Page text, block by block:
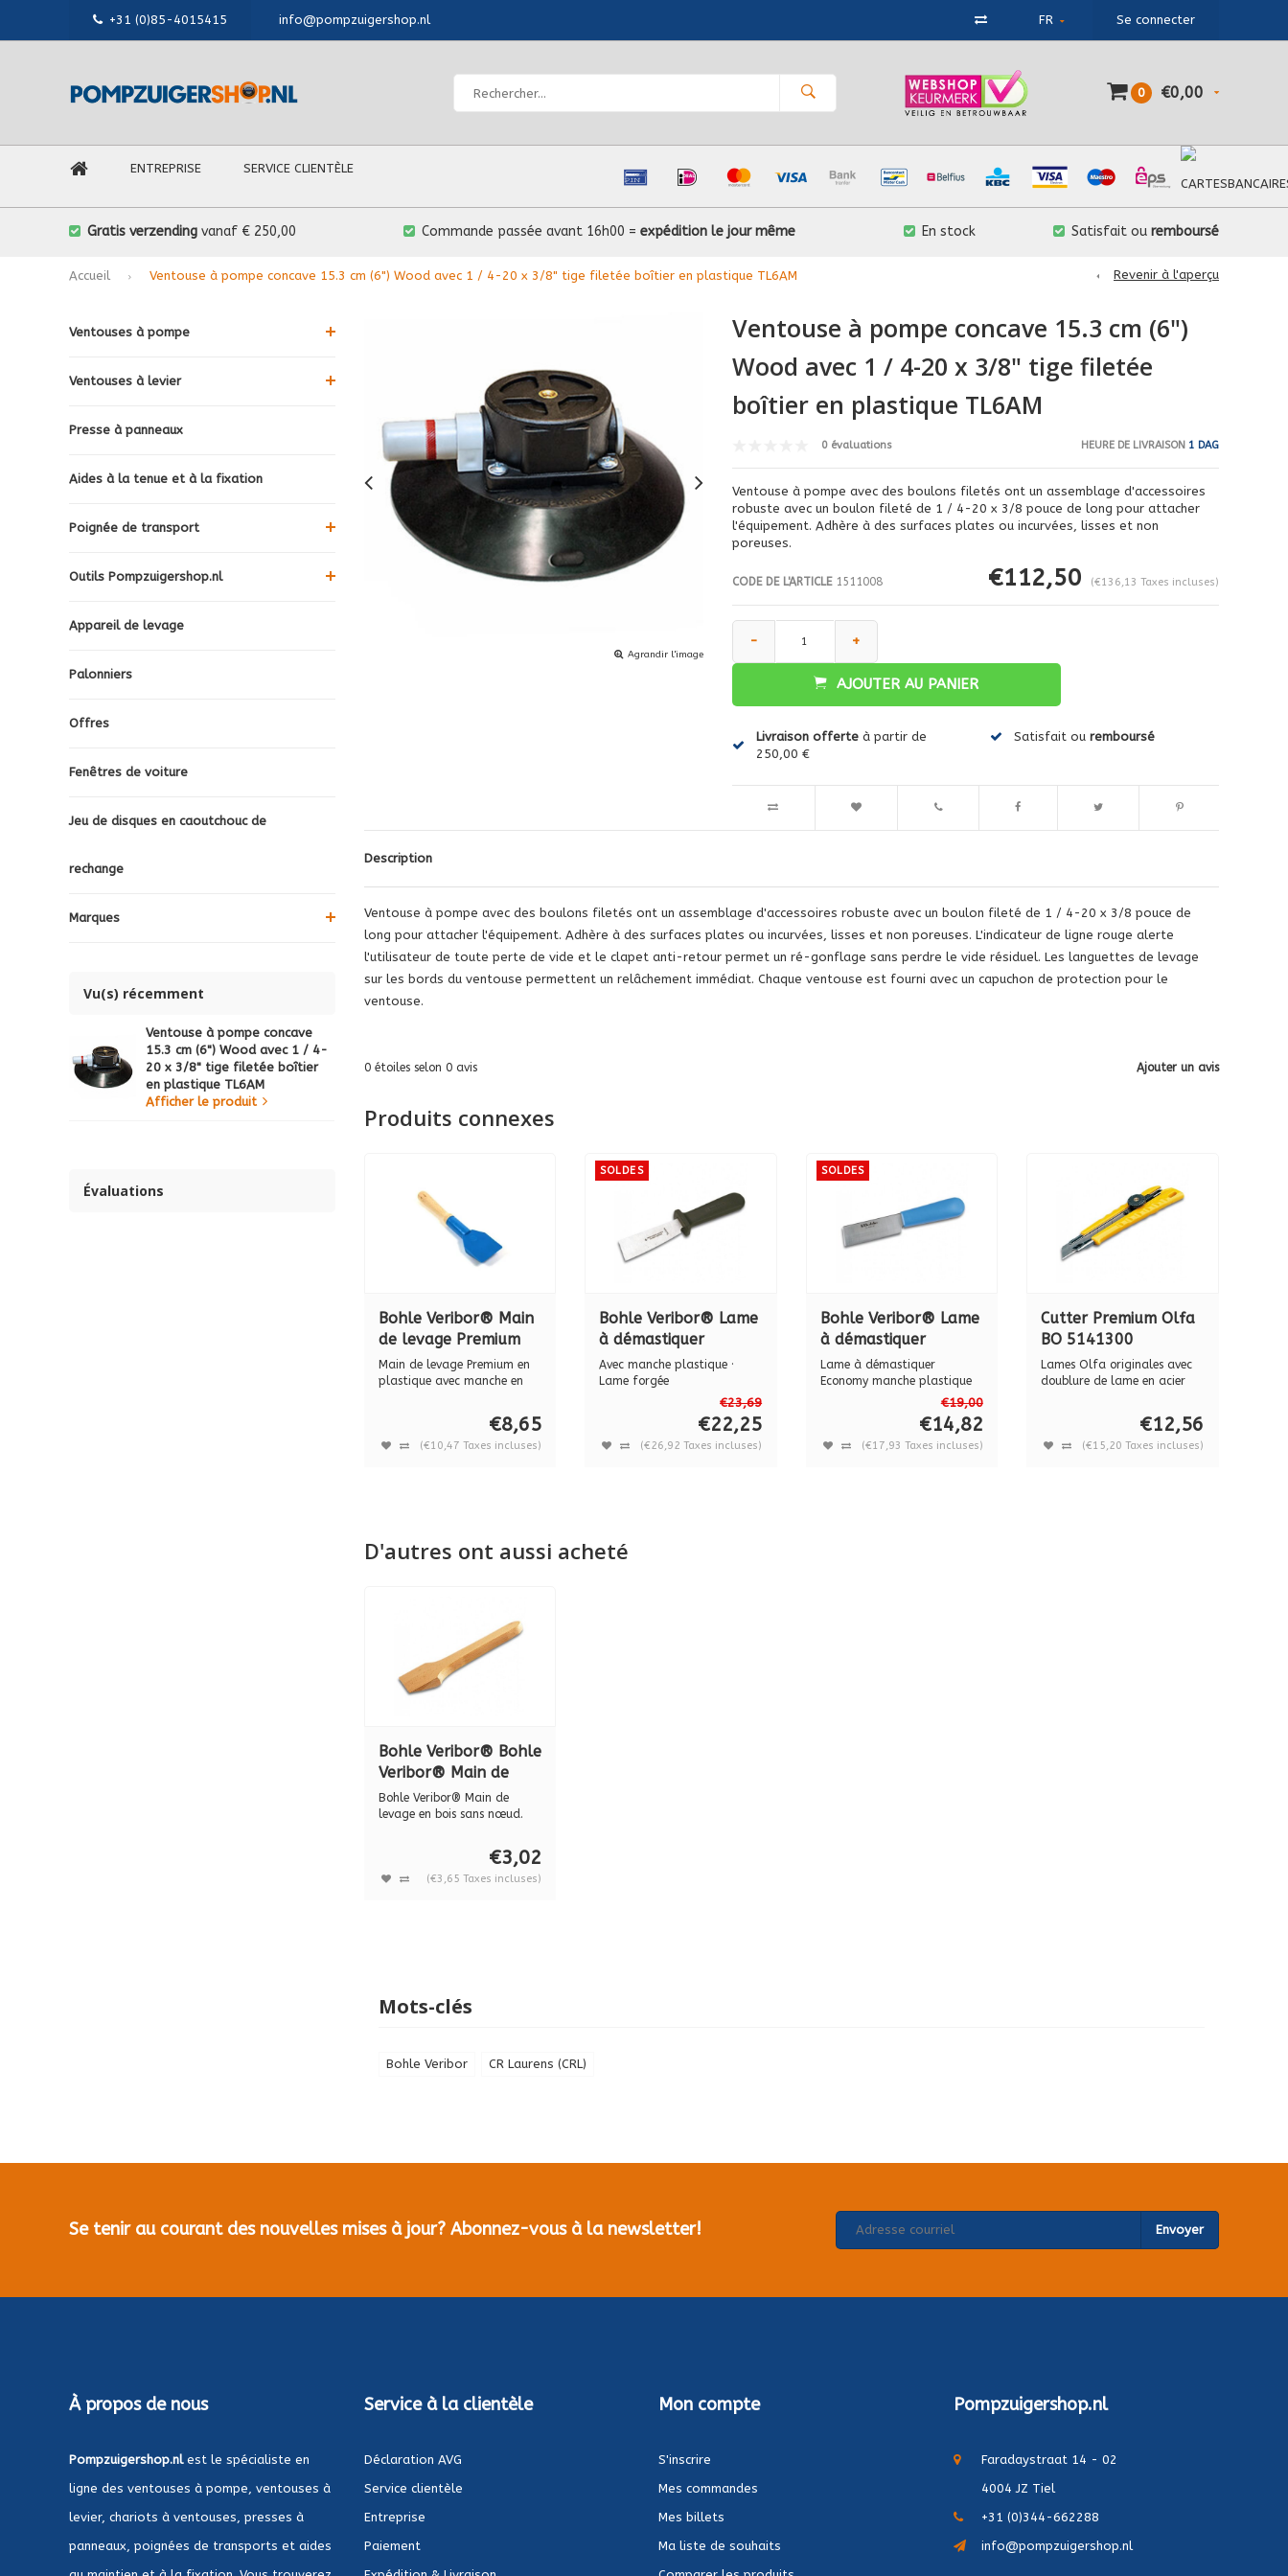
+31 (0)85-4015415 info@pompzuigershop.nl FR Se connecter
0 €0,00
ENTREPRISE SERVICE CLIENTÈLE
Gratis verzending vanaf € 250,00 Commande passée avant 16h00 =expédition le jour même En stock Satisfait ou remboursé
Accueil Ventouse à pompe concave 15.3 cm (6") Wood avec 1 / 4-20 x 3/8" tige filetée boîtier en plastique TL6AM Revenir à l'aperçu
Ventouses à pompe
Ventouses à levier
Presse à panneaux
Aides à la tenue et à la fixation
Poignée de transport
Outils Pompzuigershop.nl
Appareil de levage
Palonniers
Offres
Fenêtres de voiture
Jeu de disques en caoutchouc de
rechange
Marques
Vu(s) récemment
Ventouse à pompe concave
15.3 cm (6") Wood avec 1 / 4-
20 x 3/8" tige filetée boîtier
en plastique TL6AM
Afficher le produit
Évaluations
Agrandir l'image
Ventouse à pompe concave 15.3 cm (6")
Wood avec 1 / 4-20 x 3/8" tige filetée
boîtier en plastique TL6AM
0 évaluations HEURE DE LIVRAISON1 DAG
Ventouse à pompe avec des boulons filetés ont un assemblage d'accessoires
robuste avec un boulon fileté de 1 / 4-20 x 3/8 pouce de long pour attacher
l'équipement. Adhère à des surfaces plates ou incurvées, lisses et non
poreuses.
CODE DE L'ARTICLE1511008 €112,50 (€136,13 Taxes incluses)
- +
AJOUTER AU PANIER
Livraison offerteà partir de
250,00 €
Satisfait ou remboursé
Description
Ventouse à pompe avec des boulons filetés ont un assemblage d'accessoires robuste avec un boulon fileté de 1 / 4-20 x 3/8 pouce de
long pour attacher l'équipement. Adhère à des surfaces plates ou incurvées, lisses et non poreuses. L'indicateur de ligne rouge alerte
l'utilisateur de toute perte de vide et le clapet anti-retour permet un ré-gonflage sans perdre le vide résiduel. Les languettes de levage
sur les bords du ventouse permettent un relâchement immédiat. Chaque ventouse est fourni avec un capuchon de protection pour le
ventouse.
Ajouter un avis
0étoiles selon 0avis
Produits connexes
Bohle Veribor® Main
de levage Premium
en plastique avec
manche en bois
Main de levage Premium en
plastique avec manche en
€8,65
(€10,47 Taxes incluses)
SOLDES
Bohle Veribor® Lame
à démastiquer
Premium "DON
CARLOS", BO 5164200
Avec manche plastique ·
Lame forgée
€23,69
€22,25
(€26,92 Taxes incluses)
SOLDES
Bohle Veribor® Lame
à démastiquer
Economy manche
plastique BO
Lame à démastiquer
Economy manche plastique
€19,00
€14,82
(€17,93 Taxes incluses)
Cutter Premium Olfa
BO 5141300
Lames Olfa originales avec
doublure de lame en acier
€12,56
(€15,20 Taxes incluses)
D'autres ont aussi acheté
Bohle Veribor® Bohle
Veribor® Main de
levage en bois BO
5165000
Bohle Veribor® Main de
levage en bois sans nœud.
€3,02
(€3,65 Taxes incluses)
Mots-clés
Bohle Veribor CR Laurens (CRL)
Se tenir au courant des nouvelles mises à jour? Abonnez-vous à la newsletter! Envoyer
À propos de nous
Pompzuigershop.nlest le spécialiste en
ligne des ventouses à pompe, ventouses à
levier, chariots à ventouses, presses à
panneaux, poignées de transports et aides
Service à la clientèle
Déclaration AVG
Service clientèle
Entreprise
Paiement
Mon compte
S'inscrire
Mes commandes
Mes billets
Ma liste de souhaits
Pompzuigershop.nl
Faradaystraat 14 - 02
4004 JZ Tiel
+31 (0)344-662288
info@pompzuigershop.nl